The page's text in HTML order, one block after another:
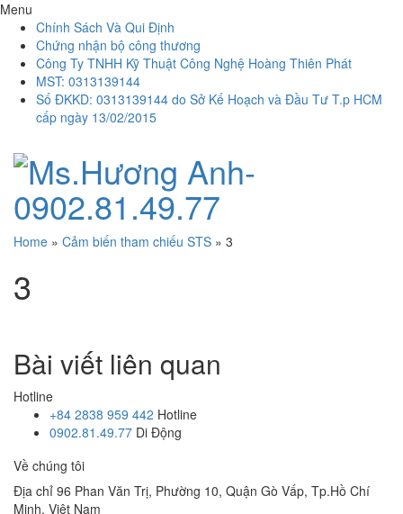
Menu
Chính Sách Và Qui Định
Chứng nhận bộ công thương
Công Ty TNHH Kỹ Thuật Công Nghệ Hoàng Thiên Phát
MST: 0313139144
Số ĐKKD: 0313139144 do Sở Kế Hoạch và Đầu Tư T.p HCM
cấp ngày 13/02/2015
Home » Cảm biến tham chiếu STS » 3
3
Bài viết liên quan
Hotline
+84 2838 959 442 Hotline
0902.81.49.77 Di Động
Về chúng tôi
Địa chỉ 96 Phan Văn Trị, Phường 10, Quận Gò Vấp, Tp.Hồ Chí
Minh, Việt Nam